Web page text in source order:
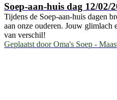
Soep-aan-huis dag 12/02/
Tijdens de Soep-aan-huis dagen
aan onze ouderen. Jouw glimlach
van verschil!
Geplaatst door Oma's Soep -